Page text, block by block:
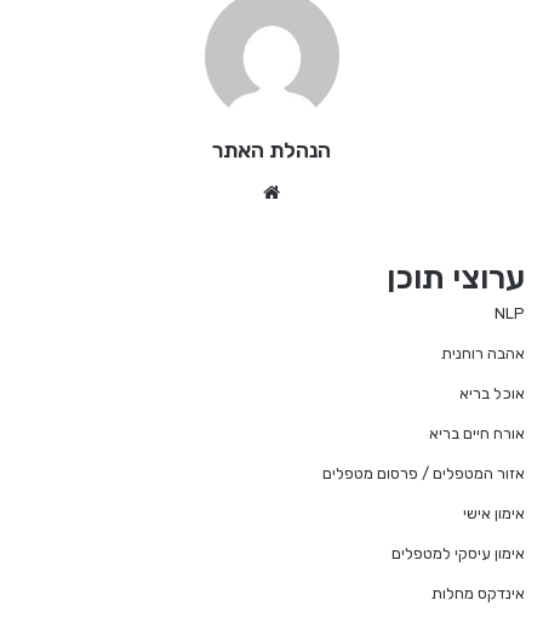
הנהלת האתר
ערוצי תוכן
NLP
אהבה רוחנית
אוכל בריא
אורח חיים בריא
אזור המטפלים / פרסום מטפלים
אימון אישי
אימון עיסקי למטפלים
אינדקס מחלות